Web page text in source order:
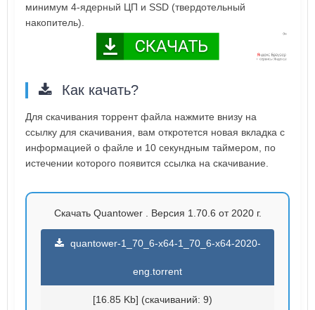
минимум 4-ядерный ЦП и SSD (твердотельный
накопитель).
Как качать?
Для скачивания торрент файла нажмите внизу на
ссылку для скачивания, вам откротется новая вкладка с
информацией о файле и 10 секундным таймером, по
истечении которого появится ссылка на скачивание.
Скачать Quantower . Версия 1.70.6 от 2020 г.
quantower-1_70_6-x64-1_70_6-x64-2020-
eng.torrent
[16.85 Kb] (cкачиваний: 9)